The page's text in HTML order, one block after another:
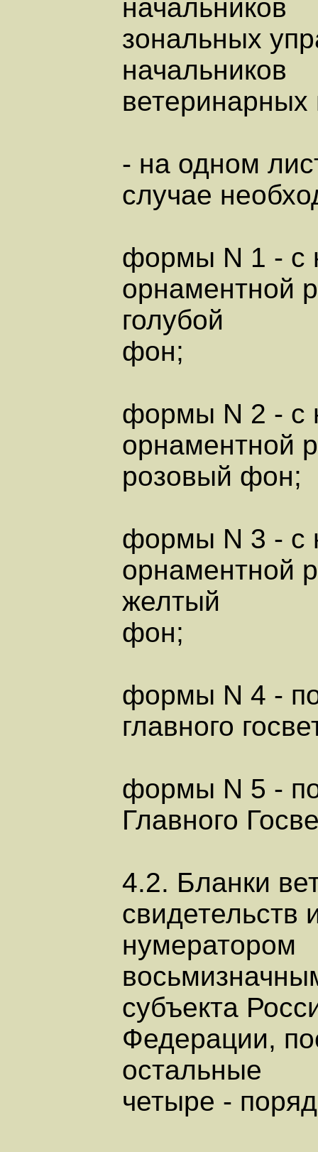
начальников
зональных
начальников
- на одном
случае
формы N 1 - с
орнаментной
голубой
фон;
формы N 2 - с
орнаментной
розовый фон;
формы N 3 - с
орнаментной
желтый
фон;
формы N 4 -
главного
формы N 5 -
Главного
4.2. Бланки
свидетельств
нумератором
субъекта
Федерации,
остальные
четыре -